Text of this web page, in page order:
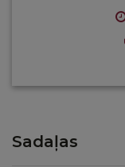
Sadaļas